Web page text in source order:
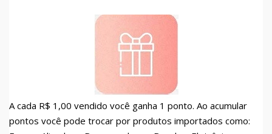
A cada R$ 1,00 vendido você ganha 1 ponto. Ao acumular
pontos você pode trocar por produtos importados como: